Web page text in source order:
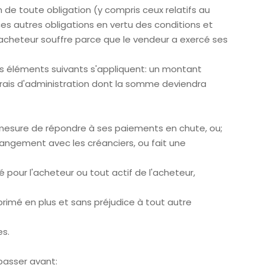
toute obligation (y compris ceux relatifs au
autres obligations en vertu des conditions et
souffre parce que le vendeur a exercé ses
éléments suivants s'appliquent: un montant
d'administration dont la somme deviendra
de répondre à ses paiements en chute, ou;
avec les créanciers, ou fait une
pour l'acheteur ou tout actif de l'acheteur,
en plus et sans préjudice à tout autre
avant: